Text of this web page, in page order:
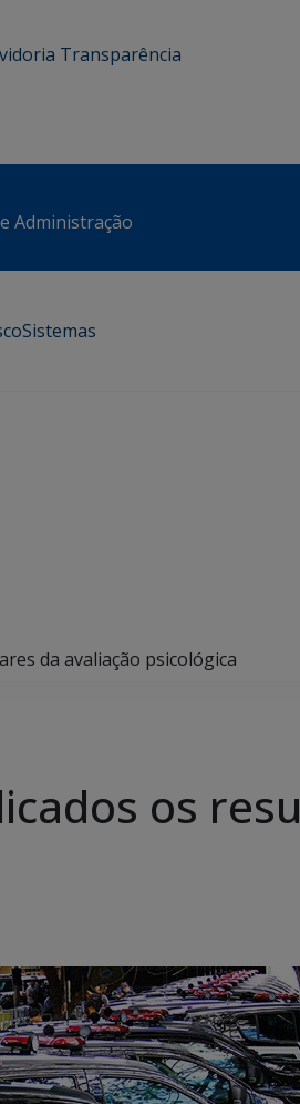
Transparência
Administração
Sistemas
da avaliação psicológica
os